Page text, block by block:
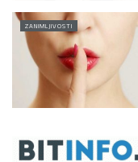
ZANIMLJIVOSTI